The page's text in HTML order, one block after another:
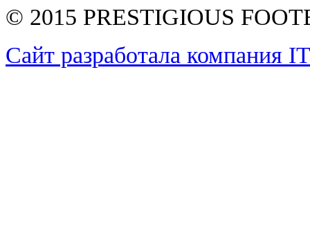
© 2015 PRESTIGIOUS
Сайт разработала компания